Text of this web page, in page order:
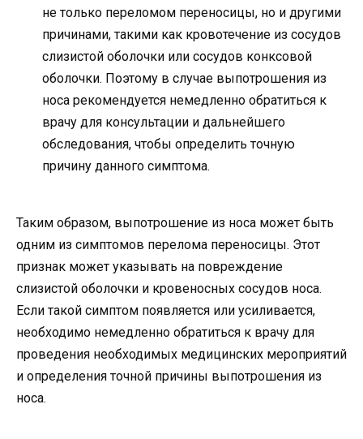
не только переломом переносицы, но и другими
причинами, такими как кровотечение из сосудов
слизистой оболочки или сосудов конксовой
оболочки. Поэтому в случае выпотрошения из
носа рекомендуется немедленно обратиться к
врачу для консультации и дальнейшего
обследования, чтобы определить точную
причину данного симптома.
Таким образом, выпотрошение из носа может быть
одним из симптомов перелома переносицы. Этот
признак может указывать на повреждение
слизистой оболочки и кровеносных сосудов носа.
Если такой симптом появляется или усиливается,
необходимо немедленно обратиться к врачу для
проведения необходимых медицинских мероприятий
и определения точной причины выпотрошения из
носа.